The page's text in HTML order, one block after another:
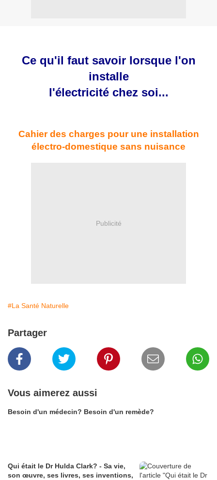
Ce qu'il faut savoir lorsque l'on
installe
l'électricité chez soi...
Cahier des charges pour une installation
électro-domestique sans nuisance
Publicité
#La Santé Naturelle
Partager
Vous aimerez aussi
Besoin d'un médecin? Besoin d'un remède?
Qui était le Dr Hulda Clark? - Sa vie,
son œuvre, ses livres, ses inventions,